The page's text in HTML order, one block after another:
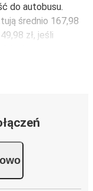
do autobusu.
średnio 167,98
zł, jeśli
na środowisko
Stale pracujemy